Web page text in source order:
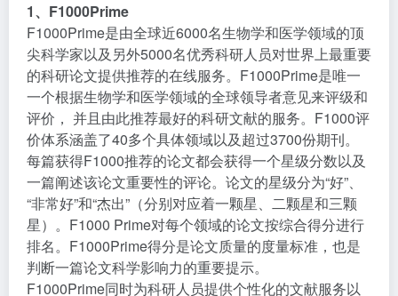
1、F1000Prime
F1000Prime是由全球近6000名生物学和医学领域的顶
尖科学家以及另外5000名优秀科研人员对世界上最重要
的科研论文提供推荐的在线服务。F1000Prime是唯一
一个根据生物学和医学领域的全球领导者意见来评级和
评价， 并且由此推荐最好的科研文献的服务。F1000评
价体系涵盖了40多个具体领域以及超过3700份期刊。
每篇获得F1000推荐的论文都会获得一个星级分数以及
一篇阐述该论文重要性的评论。论文的星级分为“好”、
“非常好”和“杰出”（分别对应着一颗星、二颗星和三颗
星）。F1000 Prime对每个领域的论文按综合得分进行
排名。F1000Prime得分是论文质量的度量标准，也是
判断一篇论文科学影响力的重要提示。
F1000Prime同时为科研人员提供个性化的文献服务以